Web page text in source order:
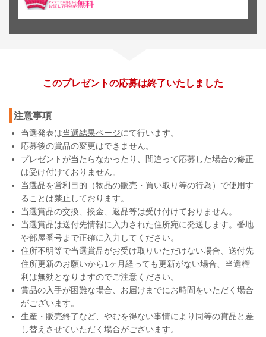
このプレゼントの応募は終了いたしました
注意事項
当選発表は当選結果ページにて行います。
応募後の賞品の変更はできません。
プレゼントが当たらなかったり、間違って応募した場合の修正
は受け付けておりません。
当選品を営利目的（物品の販売・買い取り等の行為）で使用す
ることは禁止しております。
当選賞品の交換、換金、返品等は受け付けておりません。
当選賞品は送付先情報に入力された住所宛に発送します。番地
や部屋番号まで正確に入力してください。
住所不明等で当選賞品がお受け取りいただけない場合、送付先
住所更新のお願いから1ヶ月経っても更新がない場合、当選権
利は無効となりますのでご注意ください。
賞品の入手が困難な場合、お届けまでにお時間をいただく場合
がございます。
生産・販売終了など、やむを得ない事情により同等の賞品と差
し替えさせていただく場合がございます。